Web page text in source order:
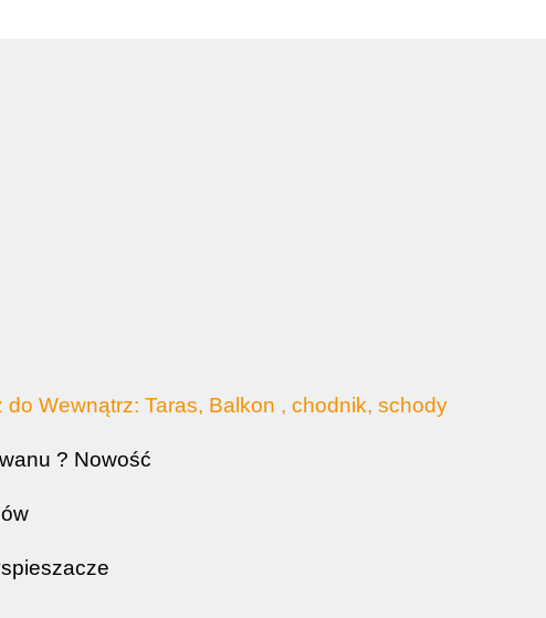
Wewnątrz: Taras, Balkon , chodnik, schody
? Nowość